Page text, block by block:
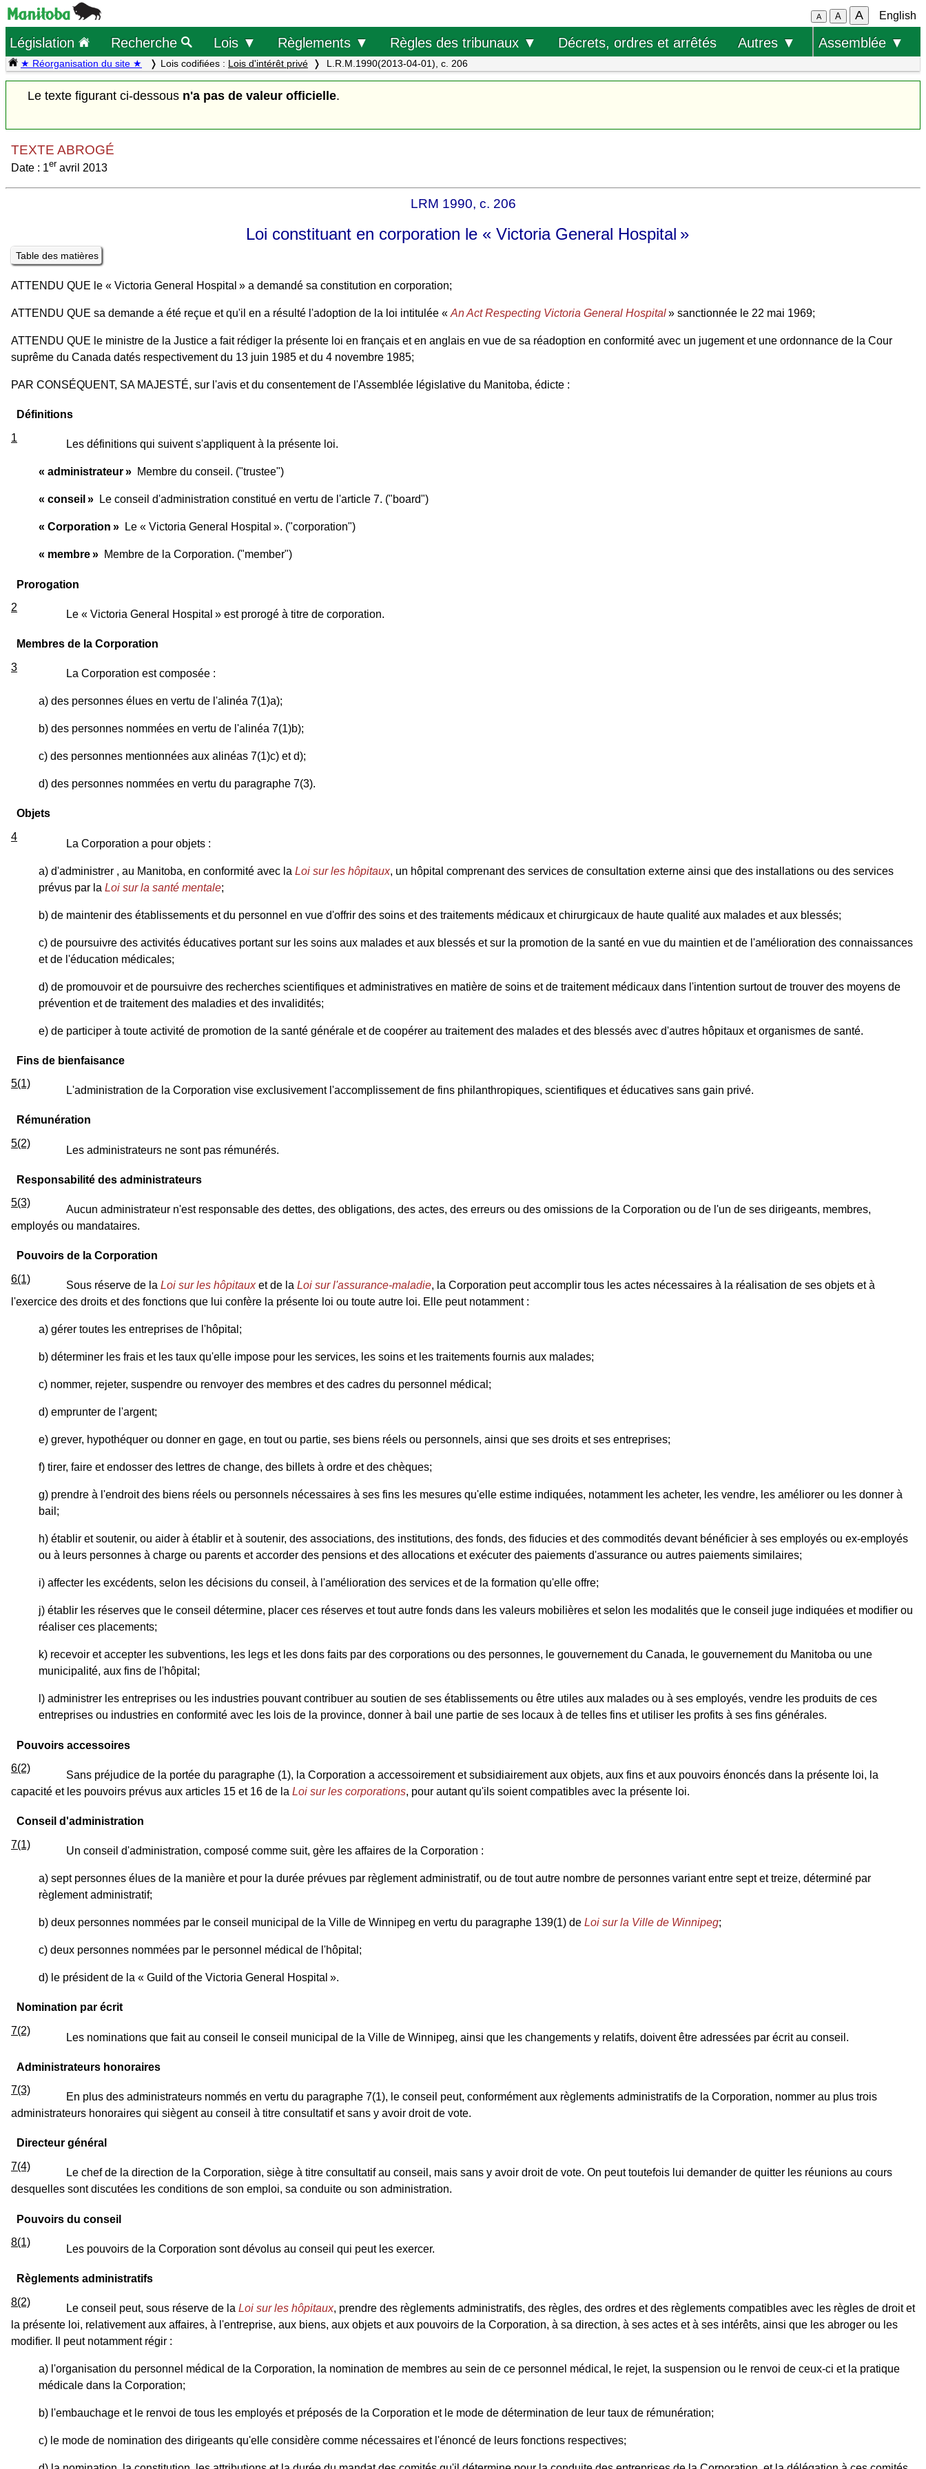
A A A English
Législation Recherche Lois ▼ Règlements ▼ Règles des tribunaux ▼ Décrets, ordres et arrêtés Autres ▼ Assemblée ▼
★ Réorganisation du site ★ Lois codifiées : Lois d'intérêt privé L.R.M.1990(2013-04-01), c. 206
Le texte figurant ci-dessous n'a pas de valeur officielle.
TEXTE ABROGÉ
Date : 1er avril 2013
LRM 1990, c. 206
Loi constituant en corporation le « Victoria General Hospital »
Table des matières
ATTENDU QUE le « Victoria General Hospital » a demandé sa constitution en corporation;
ATTENDU QUE sa demande a été reçue et qu'il en a résulté l'adoption de la loi intitulée « An Act Respecting Victoria General Hospital» sanctionnée le 22 mai 1969;
ATTENDU QUE le ministre de la Justice a fait rédiger la présente loi en français et en anglais en vue de sa réadoption en conformité avec un jugement et une ordonnance de la Cour
suprême du Canada datés respectivement du 13 juin 1985 et du 4 novembre 1985;
PAR CONSÉQUENT, SA MAJESTÉ, sur l'avis et du consentement de l'Assemblée législative du Manitoba, édicte :
Définitions
1
Les définitions qui suivent s'appliquent à la présente loi.
« administrateur » Membre du conseil. ("trustee")
« conseil » Le conseil d'administration constitué en vertu de l'article 7. ("board")
« Corporation » Le « Victoria General Hospital ». ("corporation")
« membre » Membre de la Corporation. ("member")
Prorogation
2
Le « Victoria General Hospital » est prorogé à titre de corporation.
Membres de la Corporation
3
La Corporation est composée :
a) des personnes élues en vertu de l'alinéa 7(1)a);
b) des personnes nommées en vertu de l'alinéa 7(1)b);
c) des personnes mentionnées aux alinéas 7(1)c) et d);
d) des personnes nommées en vertu du paragraphe 7(3).
Objets
4
La Corporation a pour objets :
a) d'administrer , au Manitoba, en conformité avec la Loi sur les hôpitaux, un hôpital comprenant des services de consultation externe ainsi que des installations ou des services
prévus par la Loi sur la santé mentale;
b) de maintenir des établissements et du personnel en vue d'offrir des soins et des traitements médicaux et chirurgicaux de haute qualité aux malades et aux blessés;
c) de poursuivre des activités éducatives portant sur les soins aux malades et aux blessés et sur la promotion de la santé en vue du maintien et de l'amélioration des connaissances
et de l'éducation médicales;
d) de promouvoir et de poursuivre des recherches scientifiques et administratives en matière de soins et de traitement médicaux dans l'intention surtout de trouver des moyens de
prévention et de traitement des maladies et des invalidités;
e) de participer à toute activité de promotion de la santé générale et de coopérer au traitement des malades et des blessés avec d'autres hôpitaux et organismes de santé.
Fins de bienfaisance
5(1)
L'administration de la Corporation vise exclusivement l'accomplissement de fins philanthropiques, scientifiques et éducatives sans gain privé.
Rémunération
5(2)
Les administrateurs ne sont pas rémunérés.
Responsabilité des administrateurs
5(3)
Aucun administrateur n'est responsable des dettes, des obligations, des actes, des erreurs ou des omissions de la Corporation ou de l'un de ses dirigeants, membres,
employés ou mandataires.
Pouvoirs de la Corporation
6(1)
Sous réserve de la Loi sur les hôpitauxet de la Loi sur l'assurance-maladie, la Corporation peut accomplir tous les actes nécessaires à la réalisation de ses objets et à
l'exercice des droits et des fonctions que lui confère la présente loi ou toute autre loi. Elle peut notamment :
a) gérer toutes les entreprises de l'hôpital;
b) déterminer les frais et les taux qu'elle impose pour les services, les soins et les traitements fournis aux malades;
c) nommer, rejeter, suspendre ou renvoyer des membres et des cadres du personnel médical;
d) emprunter de l'argent;
e) grever, hypothéquer ou donner en gage, en tout ou partie, ses biens réels ou personnels, ainsi que ses droits et ses entreprises;
f) tirer, faire et endosser des lettres de change, des billets à ordre et des chèques;
g) prendre à l'endroit des biens réels ou personnels nécessaires à ses fins les mesures qu'elle estime indiquées, notamment les acheter, les vendre, les améliorer ou les donner à
bail;
h) établir et soutenir, ou aider à établir et à soutenir, des associations, des institutions, des fonds, des fiducies et des commodités devant bénéficier à ses employés ou ex-employés
ou à leurs personnes à charge ou parents et accorder des pensions et des allocations et exécuter des paiements d'assurance ou autres paiements similaires;
i) affecter les excédents, selon les décisions du conseil, à l'amélioration des services et de la formation qu'elle offre;
j) établir les réserves que le conseil détermine, placer ces réserves et tout autre fonds dans les valeurs mobilières et selon les modalités que le conseil juge indiquées et modifier ou
réaliser ces placements;
k) recevoir et accepter les subventions, les legs et les dons faits par des corporations ou des personnes, le gouvernement du Canada, le gouvernement du Manitoba ou une
municipalité, aux fins de l'hôpital;
l) administrer les entreprises ou les industries pouvant contribuer au soutien de ses établissements ou être utiles aux malades ou à ses employés, vendre les produits de ces
entreprises ou industries en conformité avec les lois de la province, donner à bail une partie de ses locaux à de telles fins et utiliser les profits à ses fins générales.
Pouvoirs accessoires
6(2)
Sans préjudice de la portée du paragraphe (1), la Corporation a accessoirement et subsidiairement aux objets, aux fins et aux pouvoirs énoncés dans la présente loi, la
capacité et les pouvoirs prévus aux articles 15 et 16 de la Loi sur les corporations, pour autant qu'ils soient compatibles avec la présente loi.
Conseil d'administration
7(1)
Un conseil d'administration, composé comme suit, gère les affaires de la Corporation :
a) sept personnes élues de la manière et pour la durée prévues par règlement administratif, ou de tout autre nombre de personnes variant entre sept et treize, déterminé par
règlement administratif;
b) deux personnes nommées par le conseil municipal de la Ville de Winnipeg en vertu du paragraphe 139(1) de Loi sur la Ville de Winnipeg;
c) deux personnes nommées par le personnel médical de l'hôpital;
d) le président de la « Guild of the Victoria General Hospital ».
Nomination par écrit
7(2)
Les nominations que fait au conseil le conseil municipal de la Ville de Winnipeg, ainsi que les changements y relatifs, doivent être adressées par écrit au conseil.
Administrateurs honoraires
7(3)
En plus des administrateurs nommés en vertu du paragraphe 7(1), le conseil peut, conformément aux règlements administratifs de la Corporation, nommer au plus trois
administrateurs honoraires qui siègent au conseil à titre consultatif et sans y avoir droit de vote.
Directeur général
7(4)
Le chef de la direction de la Corporation, siège à titre consultatif au conseil, mais sans y avoir droit de vote. On peut toutefois lui demander de quitter les réunions au cours
desquelles sont discutées les conditions de son emploi, sa conduite ou son administration.
Pouvoirs du conseil
8(1)
Les pouvoirs de la Corporation sont dévolus au conseil qui peut les exercer.
Règlements administratifs
8(2)
Le conseil peut, sous réserve de la Loi sur les hôpitaux, prendre des règlements administratifs, des règles, des ordres et des règlements compatibles avec les règles de droit et
la présente loi, relativement aux affaires, à l'entreprise, aux biens, aux objets et aux pouvoirs de la Corporation, à sa direction, à ses actes et à ses intérêts, ainsi que les abroger ou les
modifier. Il peut notamment régir :
a) l'organisation du personnel médical de la Corporation, la nomination de membres au sein de ce personnel médical, le rejet, la suspension ou le renvoi de ceux-ci et la pratique
médicale dans la Corporation;
b) l'embauchage et le renvoi de tous les employés et préposés de la Corporation et le mode de détermination de leur taux de rémunération;
c) le mode de nomination des dirigeants qu'elle considère comme nécessaires et l'énoncé de leurs fonctions respectives;